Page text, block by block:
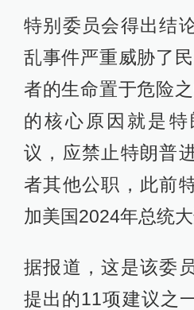
特别委员会得出结
乱事件严重威胁了
者的生命置于危险
的核心原因就是
议，应禁止特朗普
者其他公职，此前
加美国2024年总统大
据报道，这是该委
提出的11项建议之